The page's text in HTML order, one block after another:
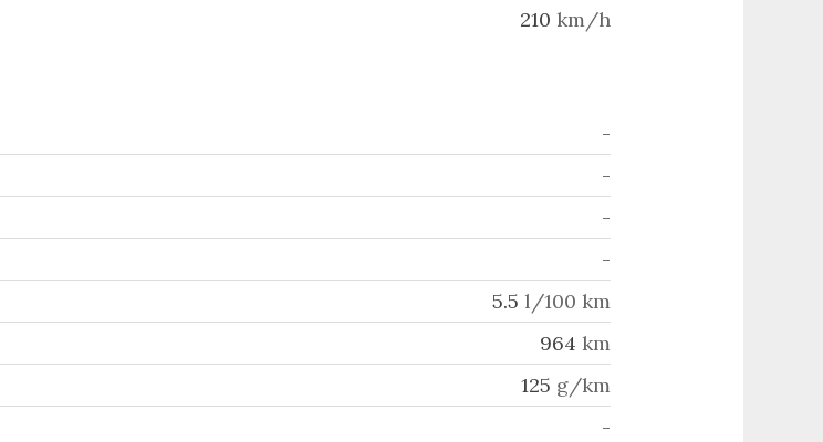
210 km/h
-
-
-
-
5.5 l/100 km
964 km
125 g/km
-